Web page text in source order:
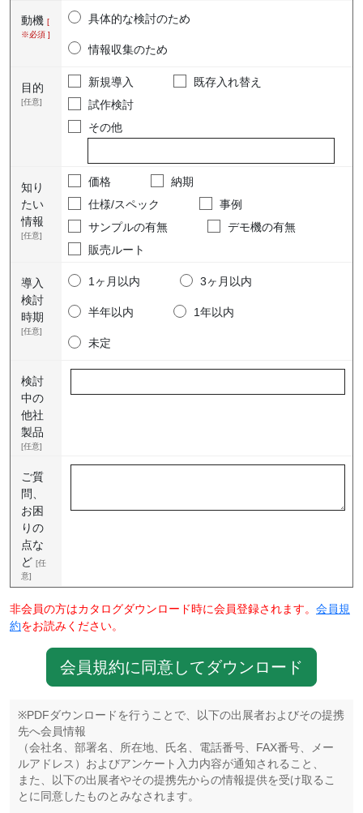
動機 [
※必須 ]
具体的な検討のため
情報収集のため
目的
[任意]
新規導入
既存入れ替え
試作検討
その他
知り
たい
情報
[任意]
価格
納期
仕様/スペック
事例
サンプルの有無
デモ機の有無
販売ルート
導入
検討
時期
[任意]
1ヶ月以内 3ヶ月以内
半年以内 1年以内
未定
検討
中の
他社
製品
[任意]
ご質
問、
お困
りの
点な
ど [任
意]
非会員の方はカタログダウンロード時に会員登録されます。 会員規
約をお読みください。
会員規約に同意してダウンロード
※PDFダウンロードを行うことで、以下の出展者およびその提携
先へ会員情報
（会社名、部署名、所在地、氏名、電話番号、FAX番号、メー
ルアドレス）およびアンケート入力内容が通知されること、
また、以下の出展者やその提携先からの情報提供を受け取るこ
とに同意したものとみなされます。